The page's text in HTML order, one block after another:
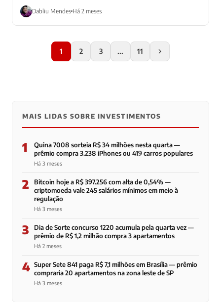
Dabliu Mendes Há 2 meses
1 2 3 ... 11
MAIS LIDAS SOBRE INVESTIMENTOS
1
Quina 7008 sorteia R$ 34 milhões nesta quarta —
prêmio compra 3.238 iPhones ou 419 carros populares
Há 3 meses
2
Bitcoin hoje a R$ 397.256 com alta de 0,54% —
criptomoeda vale 245 salários mínimos em meio à
regulação
Há 3 meses
3
Dia de Sorte concurso 1220 acumula pela quarta vez —
prêmio de R$ 1,2 milhão compra 3 apartamentos
Há 2 meses
4 Super Sete 841 paga R$ 7,1 milhões em Brasília — prêmio
compraria 20 apartamentos na zona leste de SP
Há 3 meses